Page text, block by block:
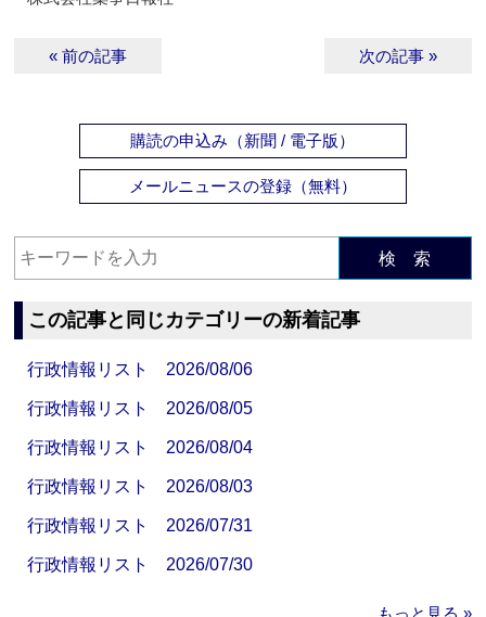
« 前の記事 次の記事 »
購読の申込み（新聞 / 電子版）
メールニュースの登録（無料）
検 索
この記事と同じカテゴリーの新着記事
行政情報リスト 2026/08/06
行政情報リスト 2026/08/05
行政情報リスト 2026/08/04
行政情報リスト 2026/08/03
行政情報リスト 2026/07/31
行政情報リスト 2026/07/30